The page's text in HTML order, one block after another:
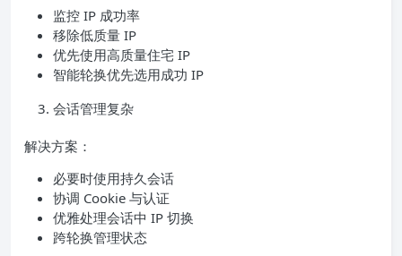
监控 IP 成功率
移除低质量 IP
优先使用高质量住宅 IP
智能轮换优先选用成功 IP
会话管理复杂
解决方案：
必要时使用持久会话
协调 Cookie 与认证
优雅处理会话中 IP 切换
跨轮换管理状态